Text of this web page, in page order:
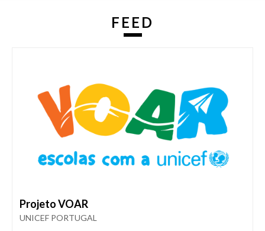
FEED
Projeto VOAR
UNICEF PORTUGAL